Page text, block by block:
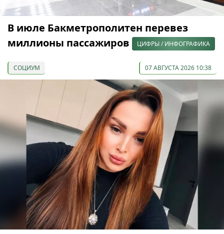
В июле Бакметрополитен перевез
миллионы пассажиров
ЦИФРЫ / ИНФОГРАФИКА
СОЦИУМ 07 АВГУСТА 2026 10:38